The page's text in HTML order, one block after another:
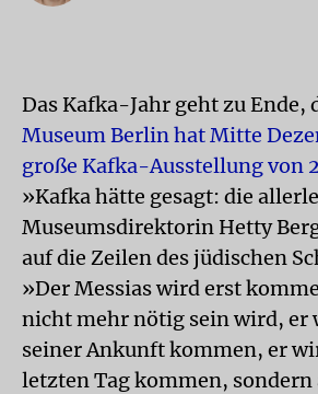
Das Kafka-Jahr geht zu Ende,
Museum Berlin hat Mitte
große Kafka-Ausstellung von
»Kafka hätte gesagt: die
Museumsdirektorin Hetty
auf die Zeilen des jüdischen
»Der Messias wird erst
nicht mehr nötig sein wird, er
seiner Ankunft kommen, er
letzten Tag kommen, sondern